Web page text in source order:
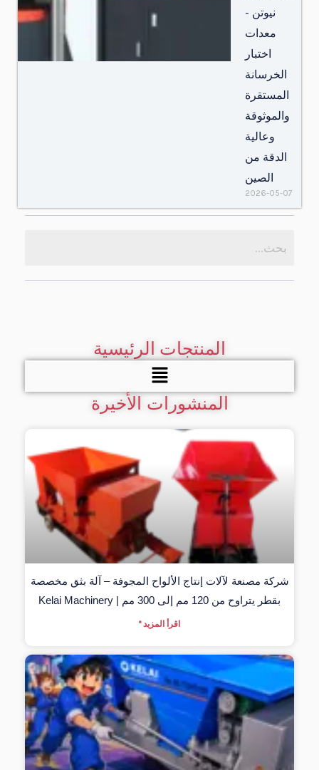
نيوتن -
معدات
اختبار
الخرسانة
المستقرة
والموثوقة
وعالية
الدقة من
الصين
2026-05-07
المنتجات الرئيسية
قائمة
الطعام
المنشورات الأخيرة
شركة مصنعة لآلات إنتاج الألواح المجوفة – آلة بثق مخصصة
بقطر يتراوح من 120 مم إلى 300 مم | Kelai Machinery
اقرأ المزيد "